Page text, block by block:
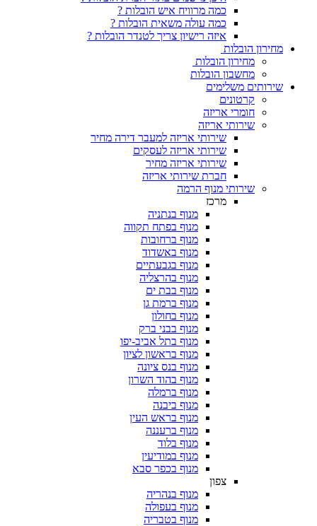
כמה מרוויח איש הובלות ?
כמה עולה משאית הובלות ?
איזה רישיון צריך לטנדר הובלות ?
מחירון הובלות
מחירון הובלות
מחשבון הובלות
שירותים משלימים
קרטונים
חומרי אריזה
שירותי אריזה
שירותי אריזה למעבר דירה מחיר
שירותי אריזה לעסקים
שירותי אריזה מחיר
חברת שירותי אריזה
שירותי מנוף הרמה
מרכז
מנוף בנתניה
מנוף בפתח תקווה
מנוף ברחובות
מנוף באשדוד
מנוף בגבעתיים
מנוף בהרצליה
מנוף בבת ים
מנוף ברמת גן
מנוף בחולון
מנוף בבני ברק
מנוף בתל אביב-יפו
מנוף בראשון לציון
מנוף בנס ציונה
מנוף בהוד השרון
מנוף ברמלה
מנוף ביבנה
מנוף בראש העין
מנוף ברעננה
מנוף בלוד
מנוף במודיעין
מנוף בכפר סבא
צפון
מנוף בנהריה
מנוף בעפולה
מנוף בטבריה